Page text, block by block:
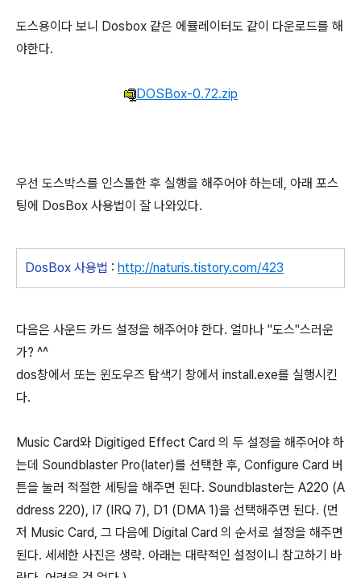
도스용이다 보니 Dosbox 같은 에뮬레이터도 같이 다운로드를 해
야한다.
DOSBox-0.72.zip
우선 도스박스를 인스톨한 후 실행을 해주어야 하는데, 아래 포스
팅에 DosBox 사용법이 잘 나와있다.
DosBox 사용법 : http://naturis.tistory.com/423
다음은 사운드 카드 설정을 해주어야 한다. 얼마나 "도스"스러운
가? ^^
dos창에서 또는 윈도우즈 탐색기 창에서 install.exe를 실행시킨
다.
Music Card와 Digitiged Effect Card 의 두 설정을 해주어야 하
는데 Soundblaster Pro(later)를 선택한 후, Configure Card 버
튼을 눌러 적절한 세팅을 해주면 된다. Soundblaster는 A220 (A
ddress 220), I7 (IRQ 7), D1 (DMA 1)을 선택해주면 된다. (먼
저 Music Card, 그 다음에 Digital Card 의 순서로 설정을 해주면
된다. 세세한 사진은 생략. 아래는 대략적인 설정이니 참고하기 바